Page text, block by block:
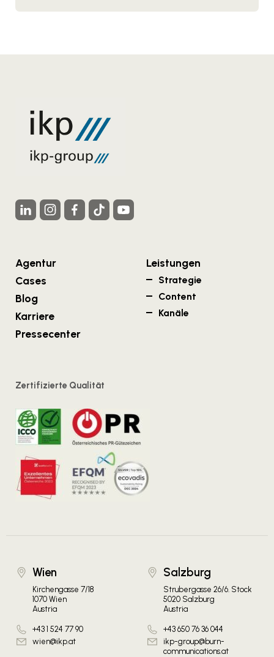
Agentur
Cases
Blog
Karriere
Pressecenter
Leistungen
Strategie
Content
Kanäle
Zertifizierte Qualität
Wien
Kirchengasse 7/18
1070 Wien
Austria
+43 1 524 77 90
wien@ikp.at
Salzburg
Strubergasse 26/6. Stock
5020 Salzburg
Austria
+43 650 76 36 044
ikp-group@burn-
communications.at